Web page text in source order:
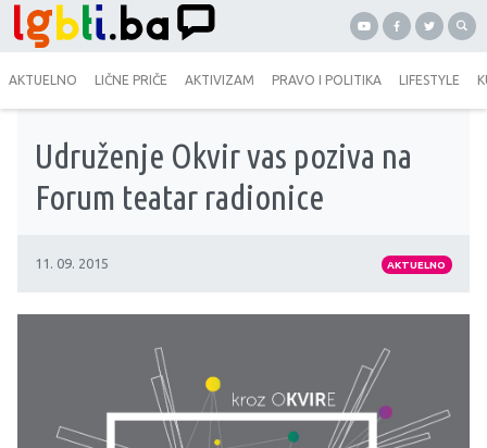
AKTUELNO LIČNE PRIČE AKTIVIZAM PRAVO I POLITIKA LIFESTYLE
Udruženje Okvir vas poziva na
Forum teatar radionice
11. 09. 2015 AKTUELNO